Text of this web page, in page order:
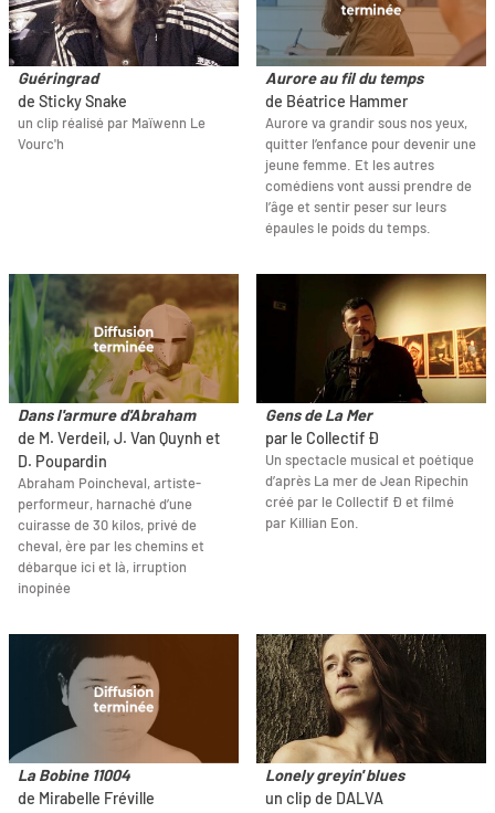
Guéringrad
de Sticky Snake
un clip réalisé par Maïwenn Le
Vourc'h
Aurore au fil du temps
de Béatrice Hammer
Aurore va grandir sous nos yeux,
quitter l’enfance pour devenir une
jeune femme. Et les autres
comédiens vont aussi prendre de
l’âge et sentir peser sur leurs
épaules le poids du temps.
Dans l'armure d'Abraham
de M. Verdeil, J. Van Quynh et
D. Poupardin
Abraham Poincheval, artiste-
performeur, harnaché d’une
cuirasse de 30 kilos, privé de
cheval, ère par les chemins et
débarque ici et là, irruption
inopinée
Gens de La Mer
par le Collectif Ð
Un spectacle musical et poétique
d’après La mer de Jean Ripechin
créé par le Collectif Ð et filmé
par Killian Eon.
La Bobine 11004
de Mirabelle Fréville
Lonely greyin' blues
un clip de DALVA